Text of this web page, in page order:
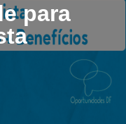
para